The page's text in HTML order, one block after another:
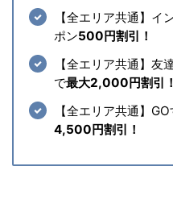
【全エリア共通】イ
ポン500円割引！
【全エリア共通】友
で最大2,000円割引！
【全エリア共通】
4,500円割引！